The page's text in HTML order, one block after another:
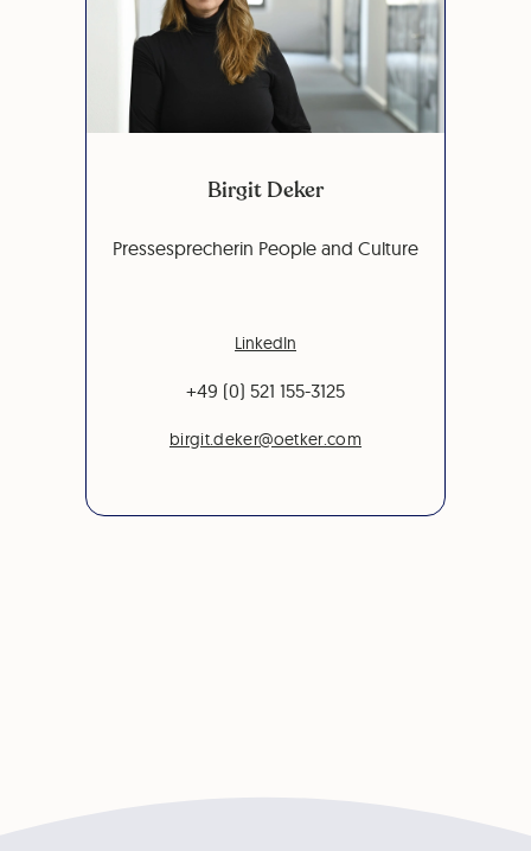
Birgit Deker
Pressesprecherin People and Culture
LinkedIn
+49 (0) 521 155-3125
birgit.deker@oetker.com